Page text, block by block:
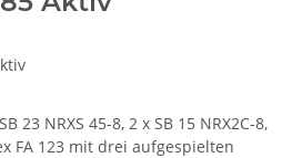
23 NRXS 45-8, 2 x SB 15 NRX2C-8,
FA 123 mit drei aufgespielten